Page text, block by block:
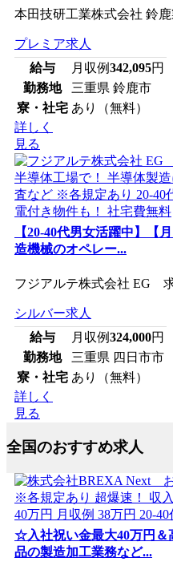
本田技研工業株式会社 鈴
プレミア求人
給与
月収例342,095円
勤務地
三重県 鈴鹿市
寮・社宅 あり（無料）
詳しく
見る
【20-40代男女活躍中】【
造機械のオペレー...
フジアルテ株式会社 EG
シルバー求人
給与
月収例324,000円
勤務地
三重県 四日市市
寮・社宅 あり（無料）
詳しく
見る
全国のおすすめ求人
☆入社祝い金最大40万円
品の製造加工業務など...